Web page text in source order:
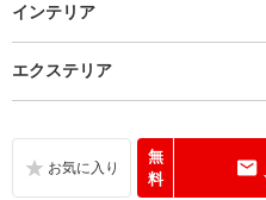
インテリア
エクステリア
無
料